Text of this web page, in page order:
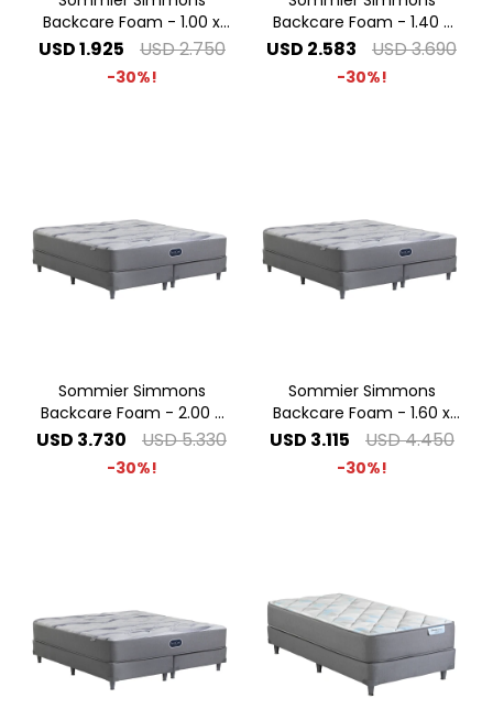
Backcare Foam - 1.00 x
2.00 1 Plaza Especial
USD1.925 USD2.750
30
Backcare Foam - 1.40 x
1.90 2 Plazas
USD 2.583 USD3.690
30
Sommier Simmons
Backcare Foam - 2.00 x
2.00 Super King
USD 3.730 USD5.330
30
Sommier Simmons
Backcare Foam - 1.60 x
2.00 Queen
USD 3.115 USD4.450
30